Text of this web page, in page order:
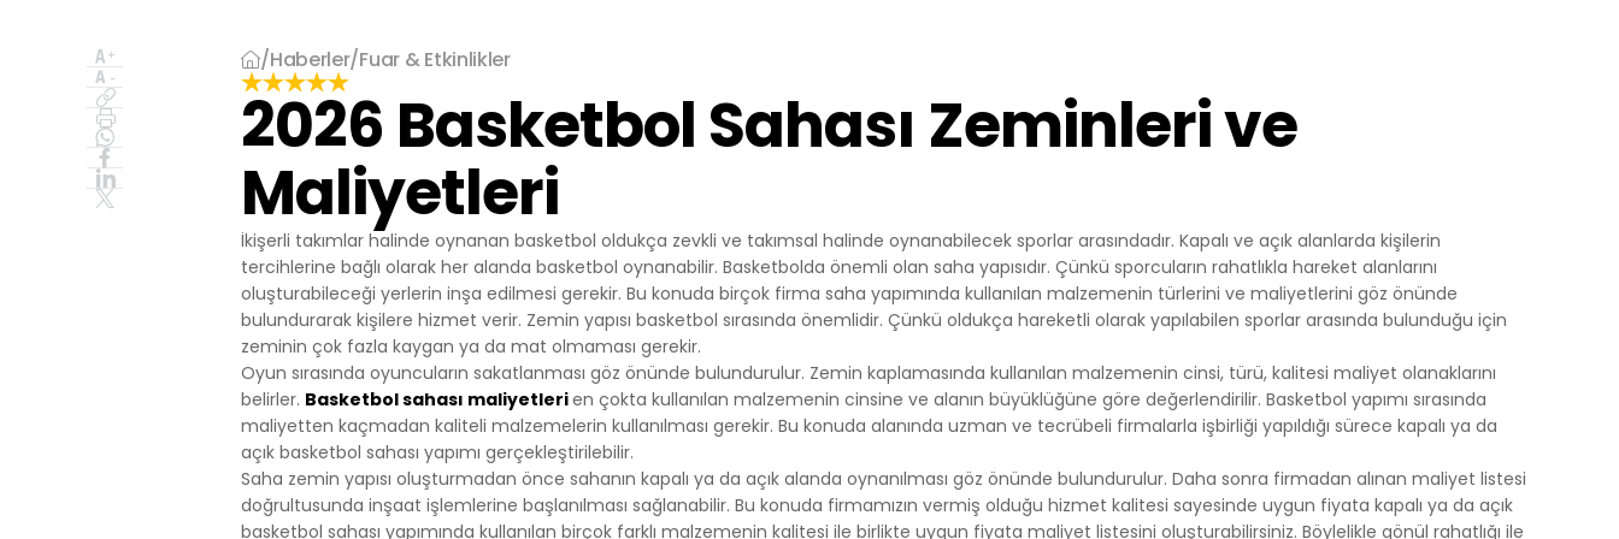
/Haberler/Fuar & Etkinlikler
2026 Basketbol Sahası Zeminleri ve
Maliyetleri
İkişerli takımlar halinde oynanan basketbol oldukça zevkli ve takımsal halinde oynanabilecek sporlar arasındadır. Kapalı ve açık alanlarda kişilerin
tercihlerine bağlı olarak her alanda basketbol oynanabilir. Basketbolda önemli olan saha yapısıdır. Çünkü sporcuların rahatlıkla hareket alanlarını
oluşturabileceği yerlerin inşa edilmesi gerekir. Bu konuda birçok firma saha yapımında kullanılan malzemenin türlerini ve maliyetlerini göz önünde
bulundurarak kişilere hizmet verir. Zemin yapısı basketbol sırasında önemlidir. Çünkü oldukça hareketli olarak yapılabilen sporlar arasında bulunduğu için
zeminin çok fazla kaygan ya da mat olmaması gerekir.
Oyun sırasında oyuncuların sakatlanması göz önünde bulundurulur. Zemin kaplamasında kullanılan malzemenin cinsi, türü, kalitesi maliyet olanaklarını
belirler. Basketbol sahası maliyetlerien çokta kullanılan malzemenin cinsine ve alanın büyüklüğüne göre değerlendirilir. Basketbol yapımı sırasında
maliyetten kaçmadan kaliteli malzemelerin kullanılması gerekir. Bu konuda alanında uzman ve tecrübeli firmalarla işbirliği yapıldığı sürece kapalı ya da
açık basketbol sahası yapımı gerçekleştirilebilir.
Saha zemin yapısı oluşturmadan önce sahanın kapalı ya da açık alanda oynanılması göz önünde bulundurulur. Daha sonra firmadan alınan maliyet listesi
doğrultusunda inşaat işlemlerine başlanılması sağlanabilir. Bu konuda firmamızın vermiş olduğu hizmet kalitesi sayesinde uygun fiyata kapalı ya da açık
basketbol sahası yapımında kullanılan birçok farklı malzemenin kalitesi ile birlikte uygun fiyata maliyet listesini oluşturabilirsiniz. Böylelikle gönül rahatlığı ile
kaynaklananlar başta olmak üzere, kanuni ve sözleşmesel yükümlülüklerini yerine
3.İNTERNET SİTEMİZDE KULLANILAN ÇEREZ TÜRLERİ
3.1.Oturum Çerezleri
Oturum çerezlerini ziyaretinizi süresince internet sitesinin düzgün bir şekilde
çalışmasının teminini sağlamaktadır. Sitelerimizin ve sizin, ziyaretinizde güvenliğini,
sürekliliğini sağlamak gibi amaçlarla kullanılırlar. Oturum çerezleri geçici çerezlerdir, siz
tarayıcınızı kapatıp sitemize tekrar geldiğinizde silinir, kalıcı değillerdir.
3.2.Kalıcı Çerezler
Bu tür çerezler tercihlerinizi hatırlamak için kullanılır ve tarayıcılar vasıtasıyla cihazınızda
depolanır Kalıcı çerezler, sitemizi ziyaret ettiğiniz tarayıcınızı kapattıktan veya
bilgisayarınızı yeniden başlattıktan sonra bile saklı kalır. Tarayıcınızın ayarlarından
silinene kadar bu çerezler tarayıcınızın alt klasörlerinde tutulurlar.
Kalıcı çerezlerin bazı türleri; İnternet Sitesini kullanım amacınız gibi hususlar göz önünde
bulundurarak sizlere özel öneriler sunulması için kullanılabilmektedir.
Kalıcı çerezler sayesinde İnternet Sitemizi aynı cihazla tekrardan ziyaret etmeniz
durumunda, cihazınızda İnternet Sitemiz tarafından oluşturulmuş bir çerez olup
olmadığı kontrol edilir ve var ise, sizin siteyi daha önce ziyaret ettiğiniz anlaşılır ve size
iletilecek içerik bu doğrultuda belirlenir ve böylelikle sizlere daha iyi bir hizmet sunulur.